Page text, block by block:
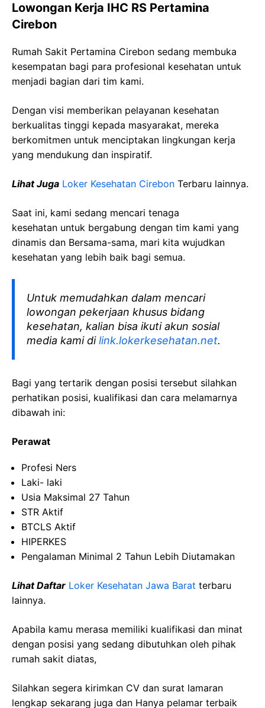
Lowongan Kerja IHC RS Pertamina
Cirebon
Rumah Sakit Pertamina Cirebon sedang membuka
kesempatan bagi para profesional kesehatan untuk
menjadi bagian dari tim kami.
Dengan visi memberikan pelayanan kesehatan
berkualitas tinggi kepada masyarakat, mereka
berkomitmen untuk menciptakan lingkungan kerja
yang mendukung dan inspiratif.
Lihat Juga Loker Kesehatan Cirebon Terbaru lainnya.
Saat ini, kami sedang mencari tenaga
kesehatan untuk bergabung dengan tim kami yang
dinamis dan Bersama-sama, mari kita wujudkan
kesehatan yang lebih baik bagi semua.
Untuk memudahkan dalam mencari
lowongan pekerjaan khusus bidang
kesehatan, kalian bisa ikuti akun sosial
media kami dilink.lokerkesehatan.net.
Bagi yang tertarik dengan posisi tersebut silahkan
perhatikan posisi, kualifikasi dan cara melamarnya
dibawah ini:
Perawat
Profesi Ners
Laki- laki
Usia Maksimal 27 Tahun
STR Aktif
BTCLS Aktif
HIPERKES
Pengalaman Minimal 2 Tahun Lebih Diutamakan
Lihat Daftar Loker Kesehatan Jawa Barat terbaru
lainnya.
Apabila kamu merasa memiliki kualifikasi dan minat
dengan posisi yang sedang dibutuhkan oleh pihak
rumah sakit diatas,
Silahkan segera kirimkan CV dan surat lamaran
lengkap sekarang juga dan Hanya pelamar terbaik